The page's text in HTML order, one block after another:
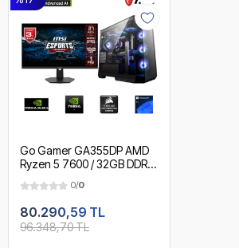
Go Gamer GA355DP AMD
Ryzen 5 7600 / 32GB DDR5
SSD / RTX 5060 / MSI 27"
180Hz. / AMD Gaming
Paket
0/0
80.290,59 TL
96.348,70 TL